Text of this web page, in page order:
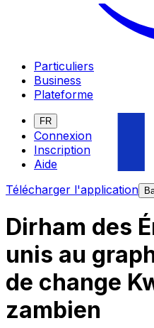
Particuliers
Business
Plateforme
FR
Connexion
Inscription
Aide
Télécharger l'application
Dirham des
unis au
de change
zambien